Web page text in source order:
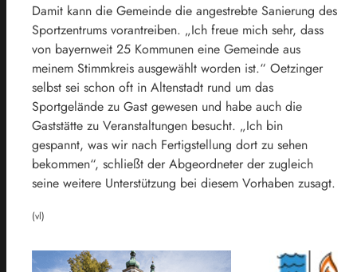
Damit kann die Gemeinde die angestrebte Sanierung des
Sportzentrums vorantreiben. „Ich freue mich sehr, dass
von bayernweit 25 Kommunen eine Gemeinde aus
meinem Stimmkreis ausgewählt worden ist.“ Oetzinger
selbst sei schon oft in Altenstadt rund um das
Sportgelände zu Gast gewesen und habe auch die
Gaststätte zu Veranstaltungen besucht. „Ich bin
gespannt, was wir nach Fertigstellung dort zu sehen
bekommen“, schließt der Abgeordneter der zugleich
seine weitere Unterstützung bei diesem Vorhaben zusagt.
(vl)